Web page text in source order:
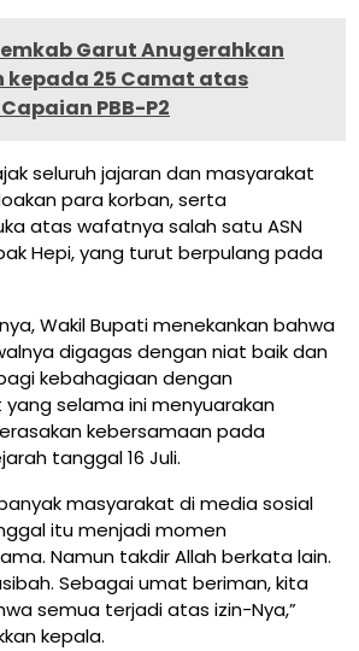
Garut Anugerahkan
kepada 25 Camat atas
PBB-P2
seluruh jajaran dan masyarakat
para korban, serta
atas wafatnya salah satu ASN
Hepi, yang turut berpulang pada
Wakil Bupati menekankan bahwa
digagas dengan niat baik dan
kebahagiaan dengan
selama ini menyuarakan
kebersamaan pada
tanggal 16 Juli.
masyarakat di media sosial
itu menjadi momen
Namun takdir Allah berkata lain.
Sebagai umat beriman, kita
semua terjadi atas izin-Nya,”
kepala.